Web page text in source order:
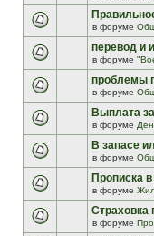
в форуме
перевод и
в форуме
проблемы
в форуме
Выплата
в форуме
В запасе
в форуме
Прописка
в форуме
Страховка
в форуме